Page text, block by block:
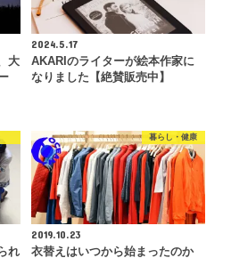
大
2024.5.17
AKARIのライターが絵本作家に
なりました【絶賛販売中】
れ
暮らし・健康
2019.10.23
衣替えはいつから始まったのか